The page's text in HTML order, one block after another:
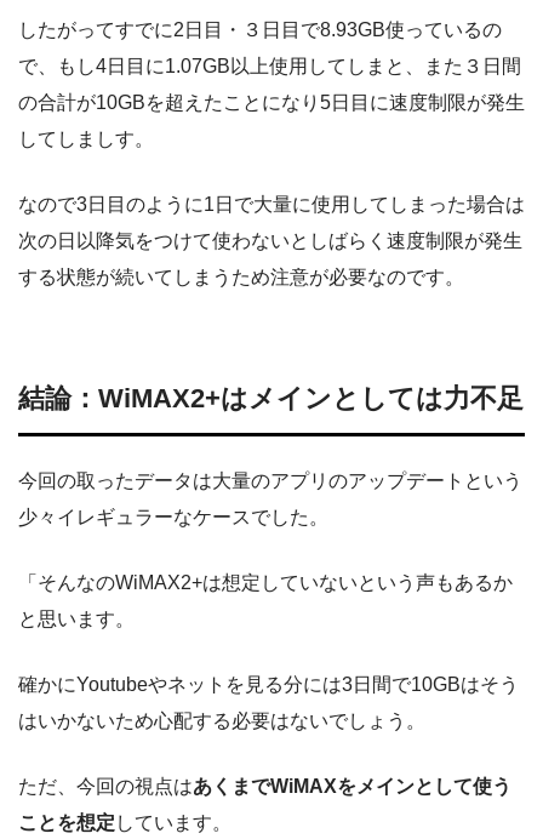
したがってすでに2日目・３日目で8.93GB使っているの
で、もし4日目に1.07GB以上使用してしまと、また３日間
の合計が10GBを超えたことになり5日目に速度制限が発生
してしましす。
なので3日目のように1日で大量に使用してしまった場合は
次の日以降気をつけて使わないとしばらく速度制限が発生
する状態が続いてしまうため注意が必要なのです。
結論：WiMAX2+はメインとしては力不足
今回の取ったデータは大量のアプリのアップデートという
少々イレギュラーなケースでした。
「そんなのWiMAX2+は想定していないという声もあるか
と思います。
確かにYoutubeやネットを見る分には3日間で10GBはそう
はいかないため心配する必要はないでしょう。
ただ、今回の視点はあくまでWiMAXをメインとして使う
ことを想定 しています。